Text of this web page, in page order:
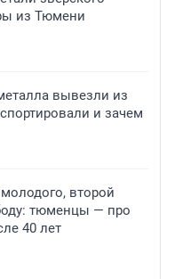
из Тюмени
вывезли из
и зачем
второй
тюменцы — про
40 лет